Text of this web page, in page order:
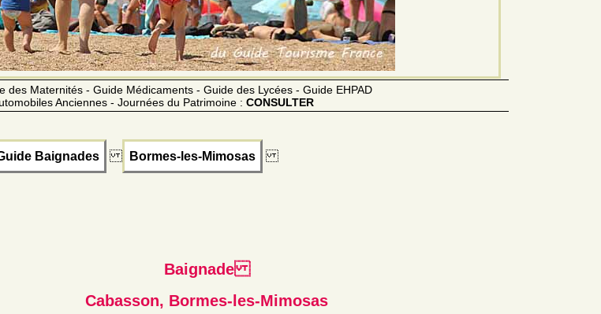
Maternités - Guide Médicaments - Guide des Lycées - Guide EHPAD
Anciennes - Journées du Patrimoine : CONSULTER
Baignades Bormes-les-Mimosas
Baignade
Cabasson, Bormes-les-Mimosas